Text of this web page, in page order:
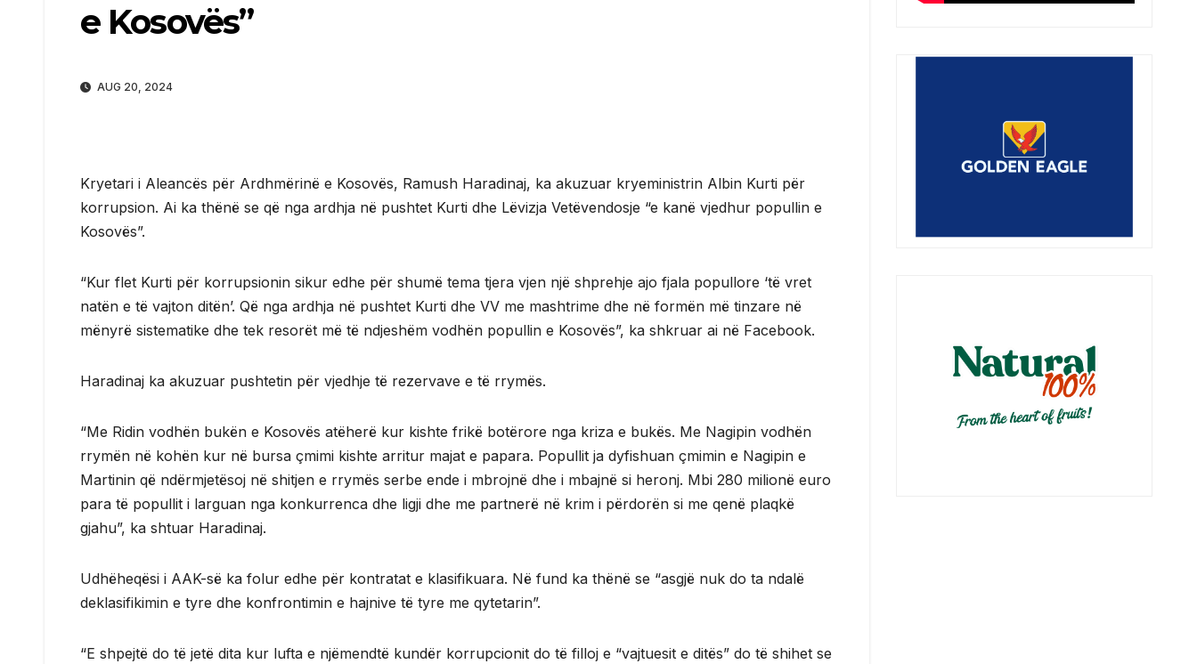
e Kosovës”
AUG 20, 2024
Kryetari i Aleancës për Ardhmërinë e Kosovës, Ramush Haradinaj, ka akuzuar kryeministrin Albin Kurti për
korrupsion. Ai ka thënë se që nga ardhja në pushtet Kurti dhe Lëvizja Vetëvendosje “e kanë vjedhur popullin e
Kosovës”.
“Kur flet Kurti për korrupsionin sikur edhe për shumë tema tjera vjen një shprehje ajo fjala popullore ‘të vret
natën e të vajton ditën’. Që nga ardhja në pushtet Kurti dhe VV me mashtrime dhe në formën më tinzare në
mënyrë sistematike dhe tek resorët më të ndjeshëm vodhën popullin e Kosovës”, ka shkruar ai në Facebook.
Haradinaj ka akuzuar pushtetin për vjedhje të rezervave e të rrymës.
“Me Ridin vodhën bukën e Kosovës atëherë kur kishte frikë botërore nga kriza e bukës. Me Nagipin vodhën
rrymën në kohën kur në bursa çmimi kishte arritur majat e papara. Popullit ja dyfishuan çmimin e Nagipin e
Martinin që ndërmjetësoj në shitjen e rrymës serbe ende i mbrojnë dhe i mbajnë si heronj. Mbi 280 milionë euro
para të popullit i larguan nga konkurrenca dhe ligji dhe me partnerë në krim i përdorën si me qenë plaqkë
gjahu”, ka shtuar Haradinaj.
Udhëheqësi i AAK-së ka folur edhe për kontratat e klasifikuara. Në fund ka thënë se “asgjë nuk do ta ndalë
deklasifikimin e tyre dhe konfrontimin e hajnive të tyre me qytetarin”.
“E shpejtë do të jetë dita kur lufta e njëmendtë kundër korrupcionit do të filloj e “vajtuesit e ditës” do të shihet se